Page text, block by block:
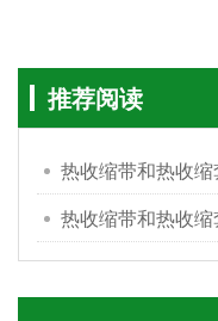
推荐阅读
热收缩带和热收
热收缩带和热收